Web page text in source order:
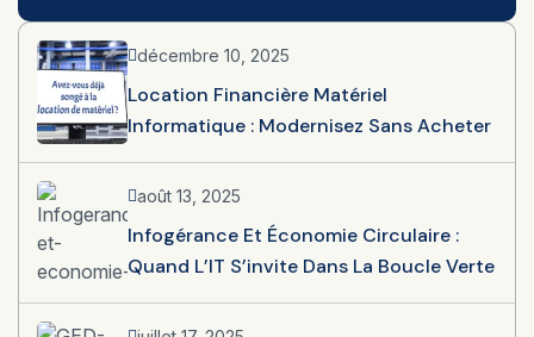
décembre 10, 2025
Location Financière Matériel
Informatique : Modernisez Sans Acheter
août 13, 2025
Infogérance Et Économie Circulaire :
Quand L’IT S’invite Dans La Boucle Verte